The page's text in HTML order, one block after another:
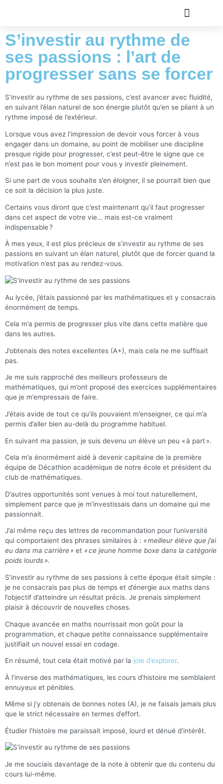
S’investir au rythme de
ses passions : l’art de
progresser sans se forcer
S’investir au rythme de ses passions, c’est avancer avec fluidité,
en suivant l’élan naturel de son énergie plutôt qu’en se pliant à un
rythme imposé de l’extérieur.
Lorsque vous avez l’impression de devoir vous forcer à vous
engager dans un domaine, au point de mobiliser une discipline
presque rigide pour progresser, c’est peut-être le signe que ce
n’est pas le bon moment pour vous y investir pleinement.
Si une part de vous souhaite s’en éloigner, il se pourrait bien que
ce soit la décision la plus juste.
Certains vous diront que c’est maintenant qu’il faut progresser
dans cet aspect de votre vie… mais est-ce vraiment
indispensable ?
À mes yeux, il est plus précieux de s’investir au rythme de ses
passions en suivant un élan naturel, plutôt que de forcer quand la
motivation n’est pas au rendez-vous.
Au lycée, j’étais passionné par les mathématiques et y consacrais
énormément de temps.
Cela m’a permis de progresser plus vite dans cette matière que
dans les autres.
J’obtenais des notes excellentes (A+), mais cela ne me suffisait
pas.
Je me suis rapproché des meilleurs professeurs de
mathématiques, qui m’ont proposé des exercices supplémentaires
que je m’empressais de faire.
J’étais avide de tout ce qu’ils pouvaient m’enseigner, ce qui m’a
permis d’aller bien au-delà du programme habituel.
En suivant ma passion, je suis devenu un élève un peu « à part ».
Cela m’a énormément aidé à devenir capitaine de la première
équipe de Décathlon académique de notre école et président du
club de mathématiques.
D’autres opportunités sont venues à moi tout naturellement,
simplement parce que je m’investissais dans un domaine qui me
passionnait.
J’ai même reçu des lettres de recommandation pour l’université
qui comportaient des phrases similaires à : « meilleur élève que j’ai
eu dans ma carrière » et « ce jeune homme boxe dans la catégorie
poids lourds ».
S’investir au rythme de ses passions à cette époque était simple :
je ne consacrais pas plus de temps et d’énergie aux maths dans
l’objectif d’atteindre un résultat précis. Je prenais simplement
plaisir à découvrir de nouvelles choses.
Chaque avancée en maths nourrissait mon goût pour la
programmation, et chaque petite connaissance supplémentaire
justifiait un nouvel essai en codage.
En résumé, tout cela était motivé par la joie d’explorer.
À l’inverse des mathématiques, les cours d’histoire me semblaient
ennuyeux et pénibles.
Même si j’y obtenais de bonnes notes (A), je ne faisais jamais plus
que le strict nécessaire en termes d’effort.
Étudier l’histoire me paraissait imposé, lourd et dénué d’intérêt.
Je me souciais davantage de la note à obtenir que du contenu du
cours lui-même.